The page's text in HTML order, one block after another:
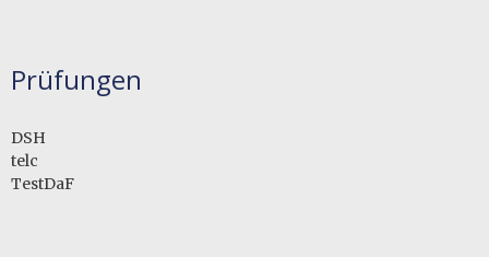
Prüfungen
DSH
telc
TestDaF